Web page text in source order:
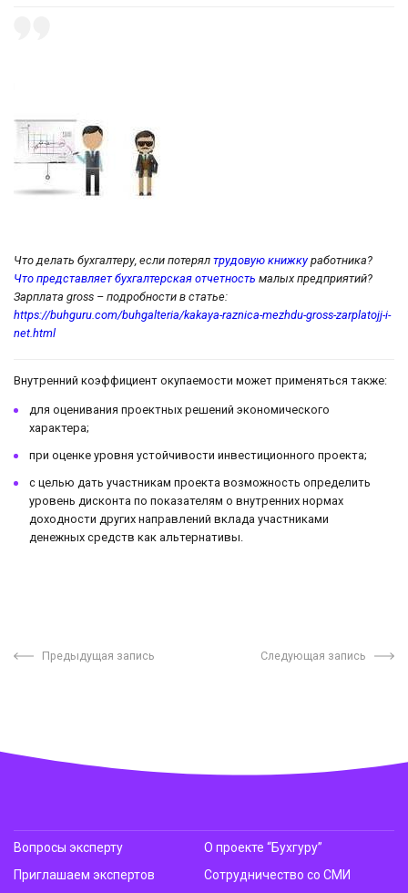
Что делать бухгалтеру, если потерял трудовую книжку работника?
Что представляет бухгалтерская отчетность малых предприятий?
Зарплата gross – подробности в статье:
https://buhguru.com/buhgalteria/kakaya-raznica-mezhdu-gross-zarplatojj-i-
net.html
Внутренний коэффициент окупаемости может применяться также:
для оценивания проектных решений экономического
характера;
при оценке уровня устойчивости инвестиционного проекта;
с целью дать участникам проекта возможность определить
уровень дисконта по показателям о внутренних нормах
доходности других направлений вклада участниками
денежных средств как альтернативы.
Предыдущая запись Следующая запись
Вопросы эксперту
Приглашаем экспертов
О проекте “Бухгуру”
Сотрудничество со СМИ